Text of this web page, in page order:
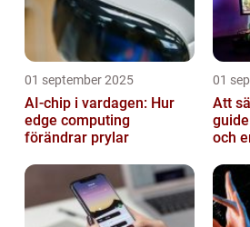
01 september 2025
AI-chip i vardagen: Hur
edge computing
förändrar prylar
01
Att
och